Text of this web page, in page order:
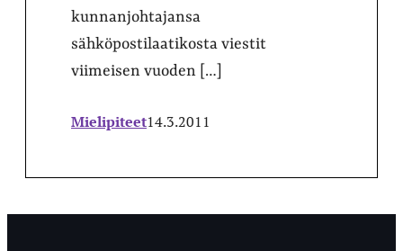
kunnanjohtajansa
sähköpostilaatikosta viestit
viimeisen vuoden […]
Mielipiteet14.3.2011